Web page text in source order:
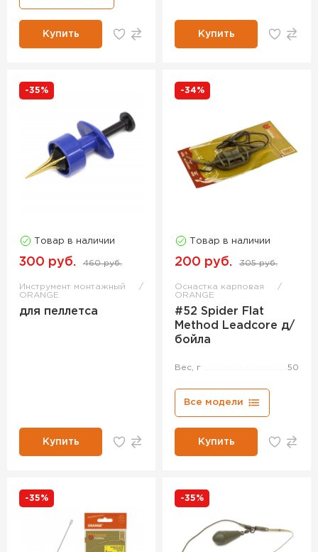
Купить Купить
-35%
Товар в наличии
300 руб. 460 руб.
Инструмент монтажный
ORANGE
для пеллетса
Купить
-34%
Товар в наличии
200 руб. 305 руб.
Оснастка карповая
ORANGE
#52 Spider Flat
Method Leadcore д/
бойла
Вес, г 50
Все модели
Купить
-35% -35%